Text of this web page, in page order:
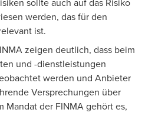
werden, das für den
ist.
zeigen deutlich, dass beim
und -dienstleistungen
werden und Anbieter
Versprechungen über
Mandat der FINMA gehört es,